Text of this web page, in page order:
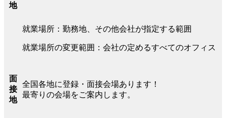
地
就業場所：勤務地、その他会社が指定する範囲
就業場所の変更範囲：会社の定めるすべてのオフィス
面
接
地
全国各地に登録・面接会場あります！
最寄りの会場をご案内します。